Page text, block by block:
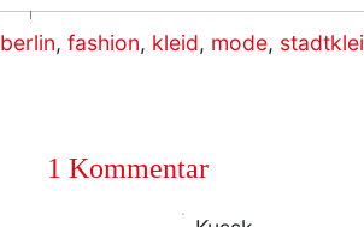
berlin, fashion, kleid, mode,
1 Kommentar